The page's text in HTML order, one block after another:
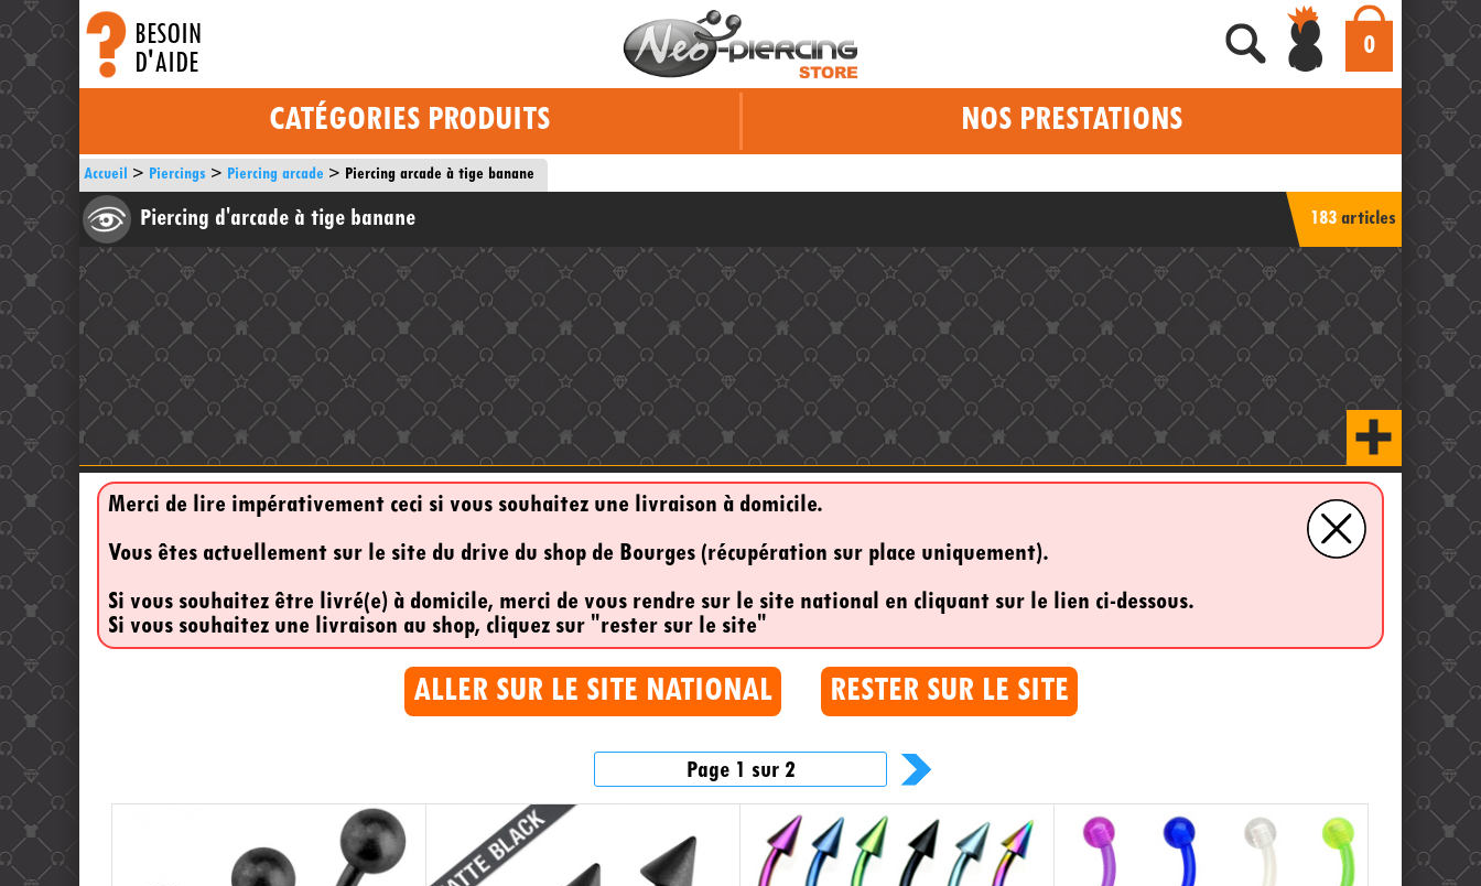
BESOIN
D'AIDE
0
CATÉGORIES PRODUITS NOS PRESTATIONS
Accueil Piercings Piercing arcade Piercing arcade à tige banane
Piercing d'arcade à tige banane 183 articles
Merci de lire impérativement ceci si vous souhaitez une livraison à domicile.
Vous êtes actuellement sur le site du drive du shop de Bourges (récupération sur place uniquement).
Si vous souhaitez être livré(e) à domicile, merci de vous rendre sur le site national en cliquant sur le lien ci-dessous.
Si vous souhaitez une livraison au shop, cliquez sur "rester sur le site"
ALLER SUR LE SITE NATIONAL RESTER SUR LE SITE
Page 1 sur 2